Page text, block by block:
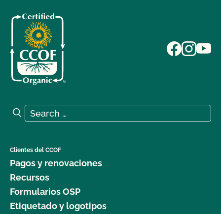
Search for:
Search
Clientes del CCOF
Pagos y renovaciones
Recursos
Formularios OSP
Etiquetado y logotipos